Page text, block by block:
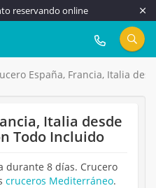
reservando online
917 815 555
España, Francia, Italia
Italia desde
Todo Incluido
durante 8 días. Crucero
cruceros Mediterráneo.